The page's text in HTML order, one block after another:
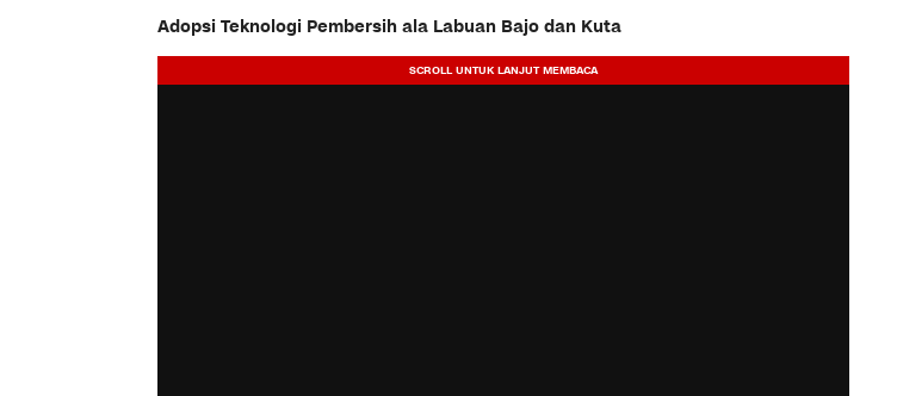
​Adopsi Teknologi Pembersih ala Labuan Bajo dan Kuta